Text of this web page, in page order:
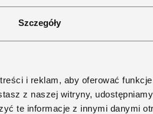
Szczegóły
i reklam, aby oferować
z naszej witryny,
te informacje z innymi danymi
na kwotę podatku
– zarówno stawką 32%,
odprowadzić do US: